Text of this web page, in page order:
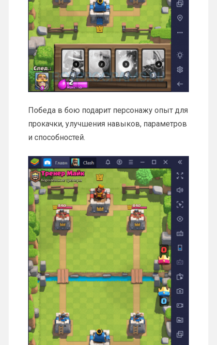
Победа в бою подарит персонажу опыт для
прокачки, улучшения навыков, параметров
и способностей.